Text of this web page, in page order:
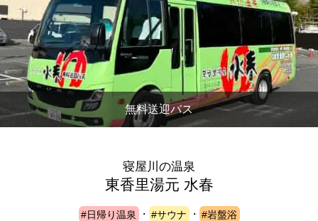
無料送迎バス
寝屋川の温泉
東香里湯元 水春
#日帰り温泉 ・ #サウナ ・ #岩盤浴